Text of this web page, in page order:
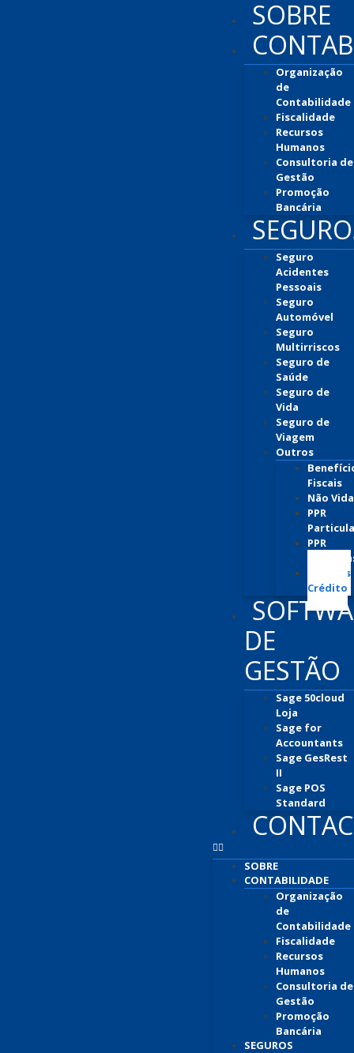
SOBRE
Organização
de
Contabilidade
Fiscalidade
Recursos
Humanos
Consultoria de
Gestão
Promoção
Bancária
Seguro
Acidentes
Pessoais
Seguro
Automóvel
Seguro
Multirriscos
Seguro de
Saúde
Seguro de
Vida
Seguro de
Viagem
Outros
Fiscais
Não Vida
PPR
PPR
Seguros
Crédito
DE
GESTÃO
Sage 50cloud
Loja
Sage for
Accountants
Sage GesRest
II
Sage POS
Standard
SOBRE
CONTABILIDADE
Organização
de
Contabilidade
Fiscalidade
Recursos
Humanos
Consultoria de
Gestão
Promoção
Bancária
SEGUROS